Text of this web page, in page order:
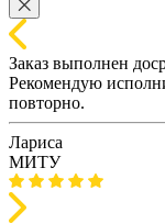
Заказ выполнен
Рекомендую
повторно.
Лариса
МИТУ